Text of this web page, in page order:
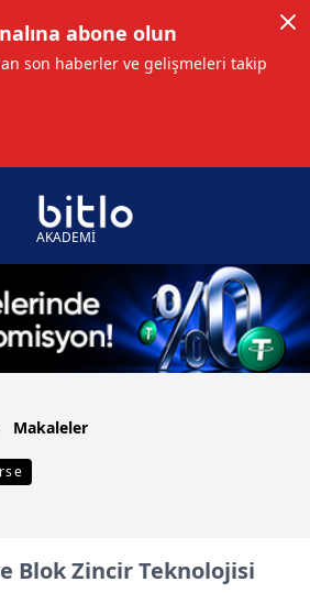
abone olun
son haberler ve gelişmeleri takip
AKADEMİ
Makaleler
Blok Zincir Teknolojisi